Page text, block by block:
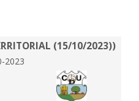
(15/10/2023))
2023